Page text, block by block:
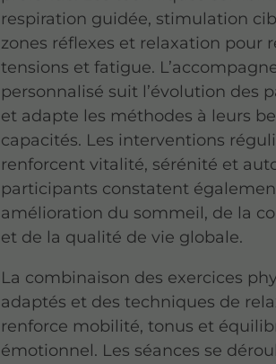
respiration guidée, stimulation
zones réflexes et relaxation pour
tensions et fatigue.
personnalisé suit l’évolution des
et adapte les méthodes à leurs
capacités. Les interventions
renforcent vitalité, sérénité et
participants constatent
amélioration du sommeil, de la
et de la qualité de vie globale.
La combinaison des exercices
adaptés et des techniques de
renforce mobilité, tonus et
émotionnel. Les séances se